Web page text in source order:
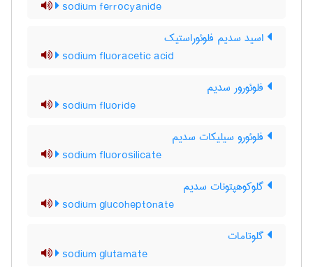
sodium ferrocyanide
اسید سدیم فلوئوراستیک
sodium fluoracetic acid
فلوئورور سدیم
sodium fluoride
فلوئورو سیلیکات سدیم
sodium fluorosilicate
گلوکوهپتونات سدیم
sodium glucoheptonate
گلوتامات
sodium glutamate